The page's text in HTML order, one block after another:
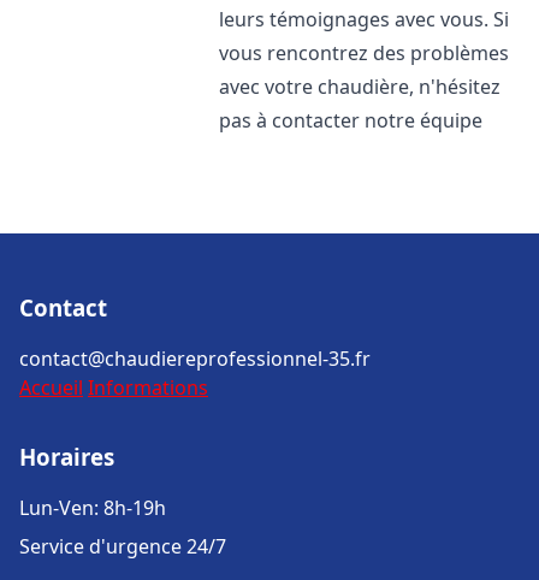
leurs témoignages avec vous. Si
vous rencontrez des problèmes
avec votre chaudière, n'hésitez
pas à contacter notre équipe
Contact
contact@chaudiereprofessionnel-35.fr
Accueil Informations
Horaires
Lun-Ven: 8h-19h
Service d'urgence 24/7